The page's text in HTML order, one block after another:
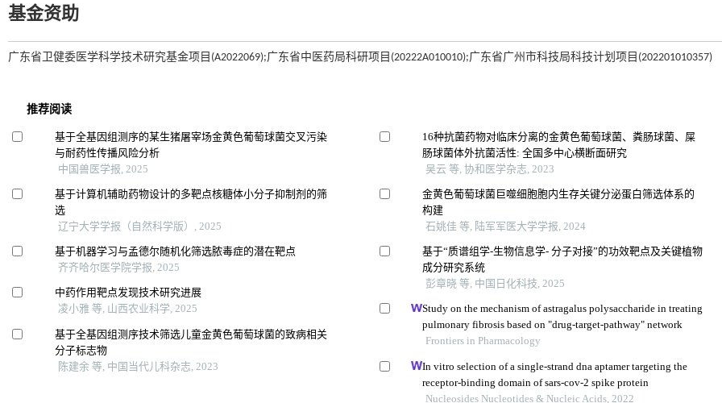
基金资助
广东省卫健委医学科学技术研究基金项目(A2022069);广东省中医药局科研项目(20222A010010);广东省广州市科技局科技计划项目(202201010357)